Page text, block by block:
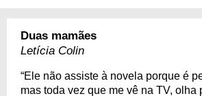
redes sociais, principalmente quando o
humanitárias. Saiba mais sobre essa grande
30/12/1989
Duas mamães
Letícia Colin
“Ele não assiste à novela porque é
mas toda vez que me vê na TV, olha